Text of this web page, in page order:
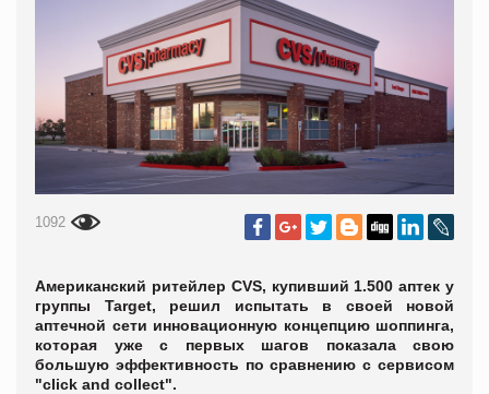
1092
Американский ритейлер CVS, купивший 1.500 аптек у
группы Target, решил испытать в своей новой
аптечной сети инновационную концепцию шоппинга,
которая уже с первых шагов показала свою
большую эффективность по сравнению с сервисом
"click and collect".